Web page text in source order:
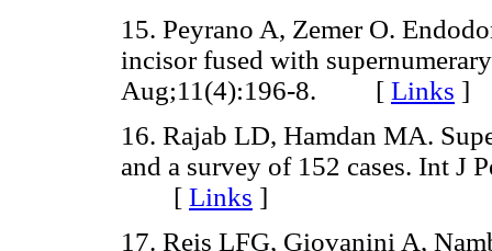
15. Peyrano A, Zemer O.
incisor fused with
Aug;11(4):196-8. [ Links ]
16. Rajab LD, Hamdan MA.
and a survey of 152 cases. Int J
[ Links ]
17. Reis LFG, Giovanini A,